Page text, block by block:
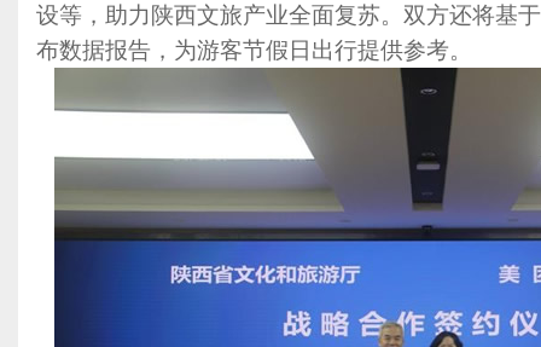
设等，助力陕西文旅产业全面复苏。双方还将基
布数据报告，为游客节假日出行提供参考。